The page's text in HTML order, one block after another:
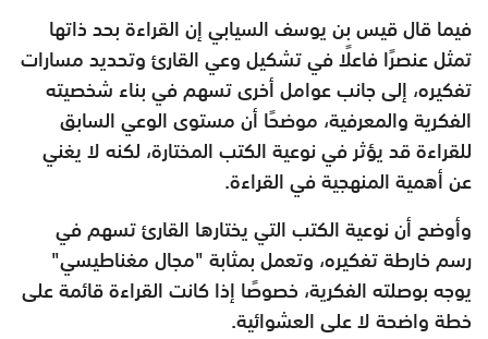
فيما قال قيس بن يوسف السيابي إن القراءة بحد ذاتها
تمثل عنصرًا فاعلًا في تشكيل وعي القارئ وتحديد مسارات
تفكيره، إلى جانب عوامل أخرى تسهم في بناء شخصيته
الفكرية والمعرفية، موضحًا أن مستوى الوعي السابق
للقراءة قد يؤثر في نوعية الكتب المختارة، لكنه لا يغني
عن أهمية المنهجية في القراءة.
وأوضح أن نوعية الكتب التي يختارها القارئ تسهم في
رسم خارطة تفكيره، وتعمل بمثابة "مجال مغناطيسي"
يوجه بوصلته الفكرية، خصوصًا إذا كانت القراءة قائمة على
خطة واضحة لا على العشوائية.